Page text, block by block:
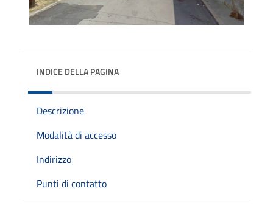
INDICE DELLA PAGINA
Descrizione
Modalità di accesso
Indirizzo
Punti di contatto